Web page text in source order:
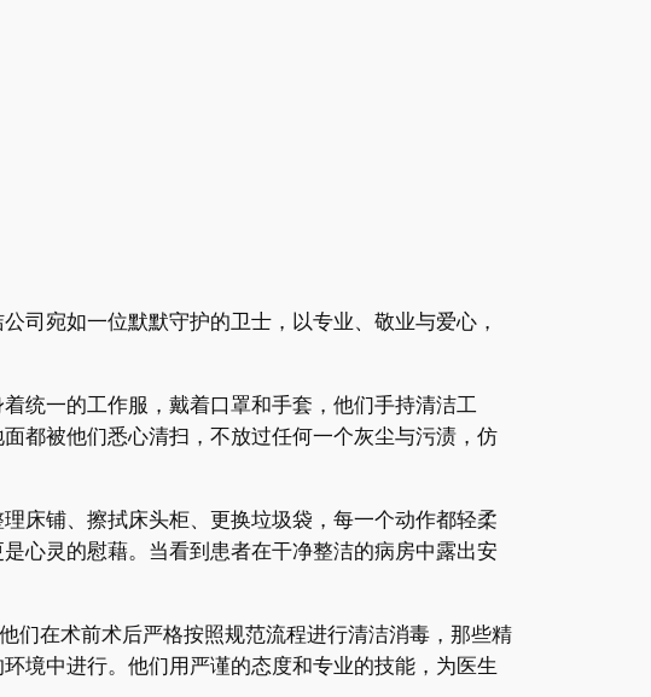
司宛如一位默默守护的卫士，以专业、敬业与爱心，
统一的工作服，戴着口罩和手套，他们手持清洁工
都被他们悉心清扫，不放过任何一个灰尘与污渍，仿
床铺、擦拭床头柜、更换垃圾袋，每一个动作都轻柔
心灵的慰藉。当看到患者在干净整洁的病房中露出安
们在术前术后严格按照规范流程进行清洁消毒，那些精
境中进行。他们用严谨的态度和专业的技能，为医生